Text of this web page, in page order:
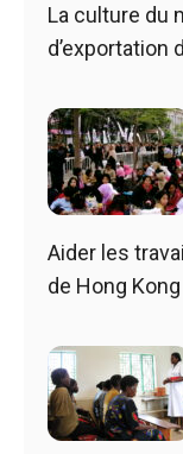
La culture du
d’exportation
Aider les
de Hong Kong